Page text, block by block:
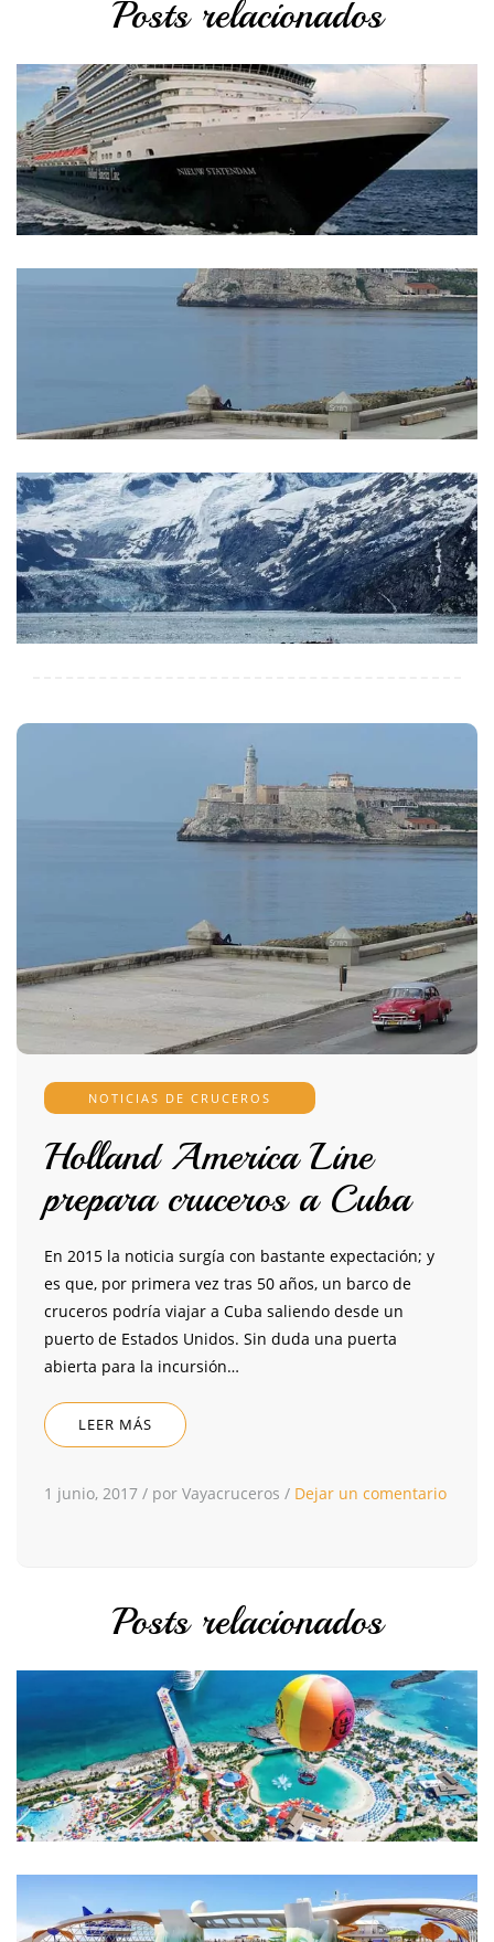
Posts relacionados
NOTICIAS DE CRUCEROS
Holland America Line
prepara cruceros a Cuba
En 2015 la noticia surgía con bastante expectación; y
es que, por primera vez tras 50 años, un barco de
cruceros podría viajar a Cuba saliendo desde un
puerto de Estados Unidos. Sin duda una puerta
abierta para la incursión…
LEER MÁS
1 junio, 2017 / por Vayacruceros / Dejar un comentario
Posts relacionados